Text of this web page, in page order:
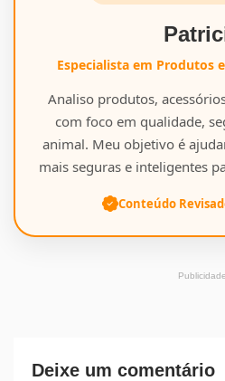
Especialista em Produtos
Analiso produtos,
com foco em qualidade,
animal. Meu objetivo é
mais seguras e inteligentes
Conteúdo
Publicidade
Deixe um comentário